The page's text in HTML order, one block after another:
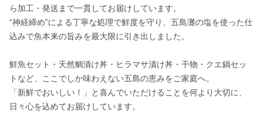
ら加工・発送まで一貫してお届けしています。
“神経締め”による丁寧な処理で鮮度を守り、五島灘の塩を使った仕
込みで魚本来の旨みを最大限に引き出しました。
鮮魚セット・天然鯛漬け丼・ヒラマサ漬け丼・干物・クエ鍋セッ
トなど、ここでしか味わえない五島の恵みをご家庭へ。
「新鮮でおいしい！」と喜んでいただけることを何より大切に、
日々心を込めてお届けしています。